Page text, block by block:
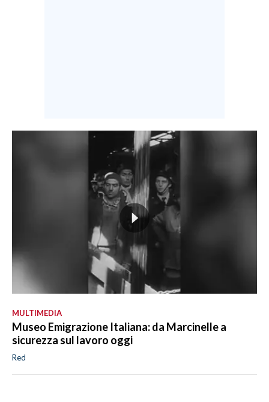
MULTIMEDIA
Museo Emigrazione Italiana: da Marcinelle a
sicurezza sul lavoro oggi
Red